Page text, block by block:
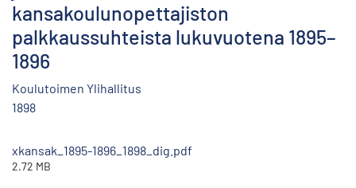
kansakoulunopettajiston
palkkaussuhteista lukuvuotena 1895–
1896
Koulutoimen Ylihallitus
1898
xkansak_1895-1896_1898_dig.pdf
2.72 MB